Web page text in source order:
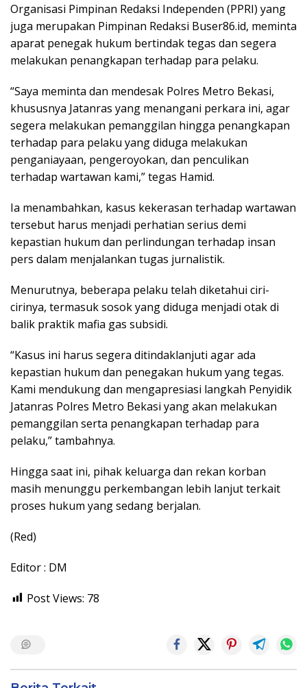
Organisasi Pimpinan Redaksi Independen (PPRI) yang
juga merupakan Pimpinan Redaksi Buser86.id, meminta
aparat penegak hukum bertindak tegas dan segera
melakukan penangkapan terhadap para pelaku.
“Saya meminta dan mendesak Polres Metro Bekasi,
khususnya Jatanras yang menangani perkara ini, agar
segera melakukan pemanggilan hingga penangkapan
terhadap para pelaku yang diduga melakukan
penganiayaan, pengeroyokan, dan penculikan
terhadap wartawan kami,” tegas Hamid.
Ia menambahkan, kasus kekerasan terhadap wartawan
tersebut harus menjadi perhatian serius demi
kepastian hukum dan perlindungan terhadap insan
pers dalam menjalankan tugas jurnalistik.
Menurutnya, beberapa pelaku telah diketahui ciri-
cirinya, termasuk sosok yang diduga menjadi otak di
balik praktik mafia gas subsidi.
“Kasus ini harus segera ditindaklanjuti agar ada
kepastian hukum dan penegakan hukum yang tegas.
Kami mendukung dan mengapresiasi langkah Penyidik
Jatanras Polres Metro Bekasi yang akan melakukan
pemanggilan serta penangkapan terhadap para
pelaku,” tambahnya.
Hingga saat ini, pihak keluarga dan rekan korban
masih menunggu perkembangan lebih lanjut terkait
proses hukum yang sedang berjalan.
(Red)
Editor : DM
Post Views: 78